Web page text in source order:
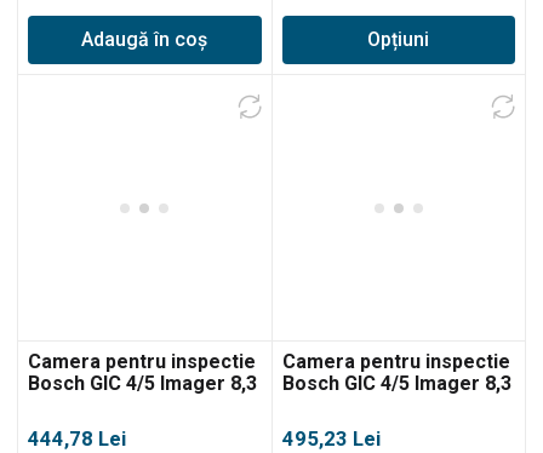
Adaugă în coș
de
Opțiuni
Camera pentru inspectie
Bosch GIC 4/5 Imager 8,3
444,78 Lei
Camera pentru inspectie
Bosch GIC 4/5 Imager 8,3
495,23 Lei